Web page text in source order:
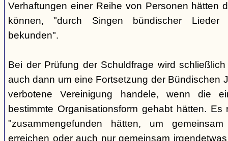
Verhaftungen einer Reihe von Personen hätten
können, "durch Singen bündischer Lieder
bekunden".
Bei der Prüfung der Schuldfrage wird
auch dann um eine Fortsetzung der Bündischen
verbotene Vereinigung handele, wenn die
bestimmte Organisationsform gehabt hätten.
"zusammengefunden hätten, um
erreichen oder auch nur gemeinsam